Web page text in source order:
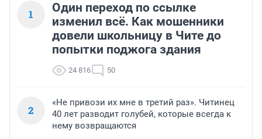
1
Один переход по ссылке
изменил всё. Как мошенники
довели школьницу в Чите до
попытки поджога здания
24 816 50
2
«Не привози их мне в третий раз». Читинец
40 лет разводит голубей, которые всегда к
нему возвращаются